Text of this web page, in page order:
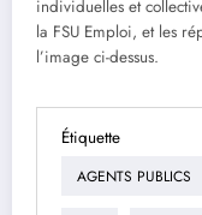
individuelles et
la FSU Emploi, et les
l’image ci-dessus.
Étiquette
AGENTS PUBLICS